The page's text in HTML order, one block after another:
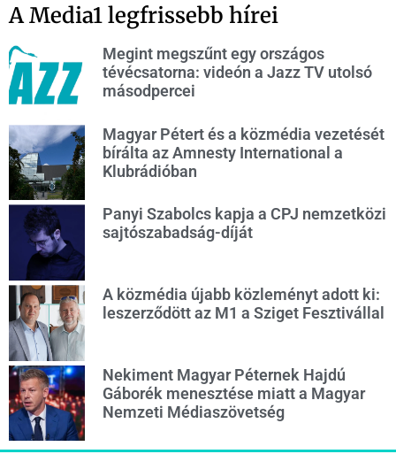
A Media1 legfrissebb hírei
Megint megszűnt egy országos
tévécsatorna: videón a Jazz TV utolsó
másodpercei
Magyar Pétert és a közmédia vezetését
bírálta az Amnesty International a
Klubrádióban
Panyi Szabolcs kapja a CPJ nemzetközi
sajtószabadság-díját
A közmédia újabb közleményt adott ki:
leszerződött az M1 a Sziget Fesztivállal
Nekiment Magyar Péternek Hajdú
Gáborék menesztése miatt a Magyar
Nemzeti Médiaszövetség